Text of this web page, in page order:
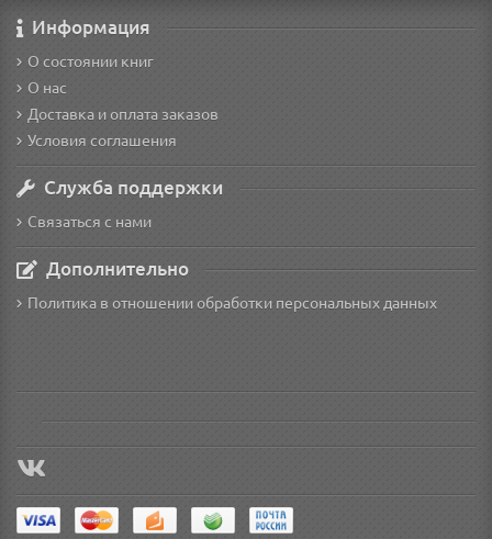
Информация
О состоянии книг
О нас
Доставка и оплата заказов
Условия соглашения
Служба поддержки
Связаться с нами
Дополнительно
Политика в отношении обработки персональных данных